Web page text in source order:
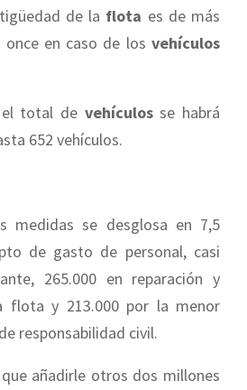
de la flota es de más
en caso de los vehículos
el total de vehículosse habrá
652 vehículos.
medidas se desglosa en 7,5
de gasto de personal, casi
265.000 en reparación y
flota y 213.000 por la menor
responsabilidad civil.
añadirle otros dos millones